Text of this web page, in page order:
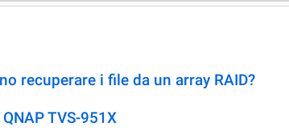
recuperare i file da un array RAID?
TVS-951X